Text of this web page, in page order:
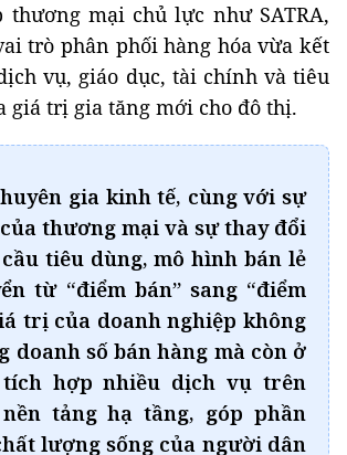
thương mại chủ lực như SATRA,
trò phân phối hàng hóa vừa kết
vụ, giáo dục, tài chính và tiêu
giá trị gia tăng mới cho đô thị.
gia kinh tế, cùng với sự
thương mại và sự thay đổi
tiêu dùng, mô hình bán lẻ
từ “điểm bán” sang “điểm
trị của doanh nghiệp không
doanh số bán hàng mà còn ở
hợp nhiều dịch vụ trên
tảng hạ tầng, góp phần
lượng sống của người dân